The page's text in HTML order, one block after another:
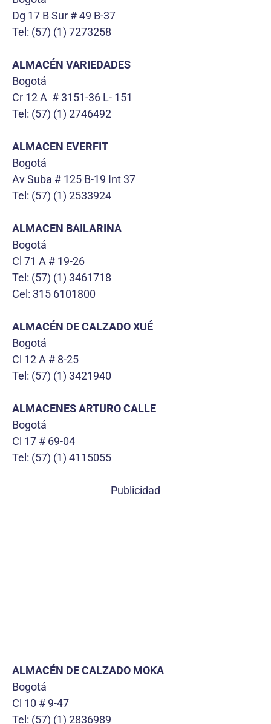
Dg 17 B Sur # 49 B-37
Tel: (57) (1) 7273258
ALMACÉN VARIEDADES
Bogotá
Cr 12 A # 3151-36 L- 151
Tel: (57) (1) 2746492
ALMACEN EVERFIT
Bogotá
Av Suba # 125 B-19 Int 37
Tel: (57) (1) 2533924
ALMACEN BAILARINA
Bogotá
Cl 71 A # 19-26
Tel: (57) (1) 3461718
Cel: 315 6101800
ALMACÉN DE CALZADO XUÉ
Bogotá
Cl 12 A # 8-25
Tel: (57) (1) 3421940
ALMACENES ARTURO CALLE
Bogotá
Cl 17 # 69-04
Tel: (57) (1) 4115055
Publicidad
ALMACÉN DE CALZADO MOKA
Bogotá
Cl 10 # 9-47
Tel: (57) (1) 2836989